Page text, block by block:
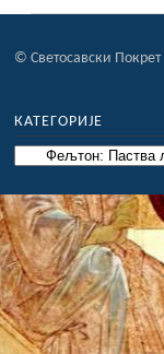
© Светосавски
КАТЕГОРИЈЕ
Категорије